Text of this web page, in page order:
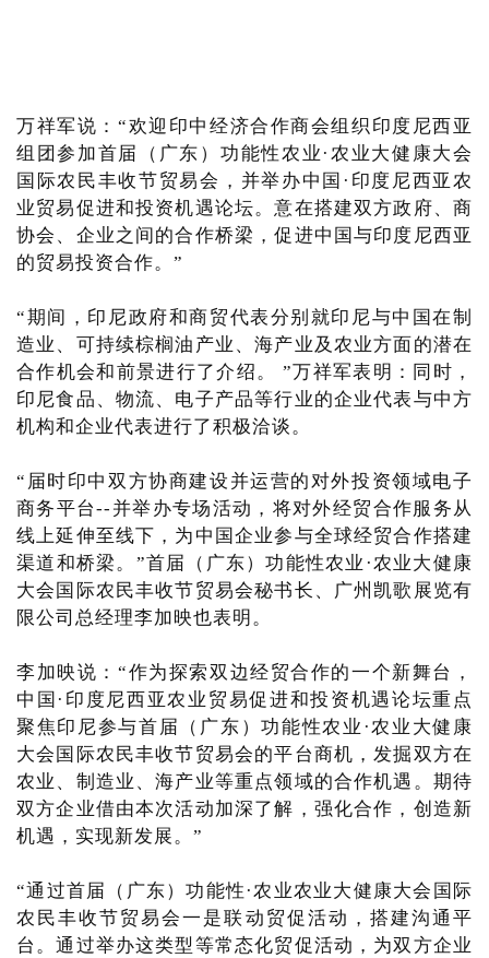
万祥军说：“欢迎印中经济合作商会组织印度尼西亚
组团参加首届（广东）功能性农业·农业大健康大会
国际农民丰收节贸易会，并举办中国·印度尼西亚农
业贸易促进和投资机遇论坛。意在搭建双方政府、商
协会、企业之间的合作桥梁，促进中国与印度尼西亚
的贸易投资合作。”
“期间，印尼政府和商贸代表分别就印尼与中国在制
造业、可持续棕榈油产业、海产业及农业方面的潜在
合作机会和前景进行了介绍。 ”万祥军表明：同时，
印尼食品、物流、电子产品等行业的企业代表与中方
机构和企业代表进行了积极洽谈。
“届时印中双方协商建设并运营的对外投资领域电子
商务平台--并举办专场活动，将对外经贸合作服务从
线上延伸至线下，为中国企业参与全球经贸合作搭建
渠道和桥梁。”首届（广东）功能性农业·农业大健康
大会国际农民丰收节贸易会秘书长、广州凯歌展览有
限公司总经理李加映也表明。
李加映说：“作为探索双边经贸合作的一个新舞台，
中国·印度尼西亚农业贸易促进和投资机遇论坛重点
聚焦印尼参与首届（广东）功能性农业·农业大健康
大会国际农民丰收节贸易会的平台商机，发掘双方在
农业、制造业、海产业等重点领域的合作机遇。期待
双方企业借由本次活动加深了解，强化合作，创造新
机遇，实现新发展。”
“通过首届（广东）功能性·农业农业大健康大会国际
农民丰收节贸易会一是联动贸促活动，搭建沟通平
台。通过举办这类型等常态化贸促活动，为双方企业